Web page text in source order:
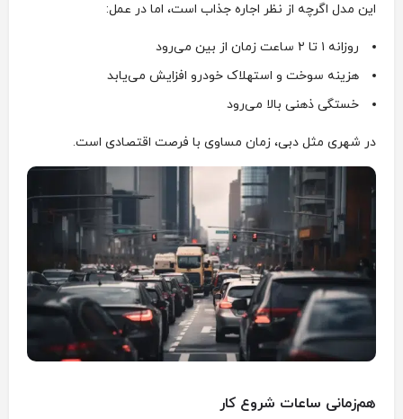
این مدل اگرچه از نظر اجاره جذاب است، اما در عمل:
روزانه ۱ تا ۲ ساعت زمان از بین می‌رود
هزینه سوخت و استهلاک خودرو افزایش می‌یابد
خستگی ذهنی بالا می‌رود
در شهری مثل دبی، زمان مساوی با فرصت اقتصادی است.
هم‌زمانی ساعات شروع کار